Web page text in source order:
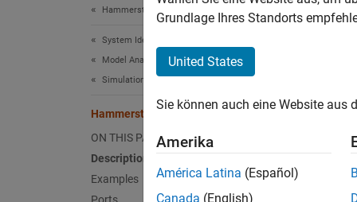
Hammerstein-Wiener Models
System Identification Toolbox
Model Analysis
Simulation and Prediction
Hammerstein-Wiener Model
ON THIS PAGE
Description
Examples
data.
Grundlage Ihres Standorts
United States
Sie können auch eine Website aus
Amerika
América Latina (Español)
Canada (English)